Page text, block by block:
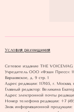
Условия размещения
Сетевое издание THE VOICEMAG
Учредитель ООО «Фэшн Пресс»:
Варшавское, д. 9 стр. 1
Адрес редакции: 117105, г.
Главный редактор: Великина
Адрес электронной почты
Номер телефона редакции: +7
Знак информационной